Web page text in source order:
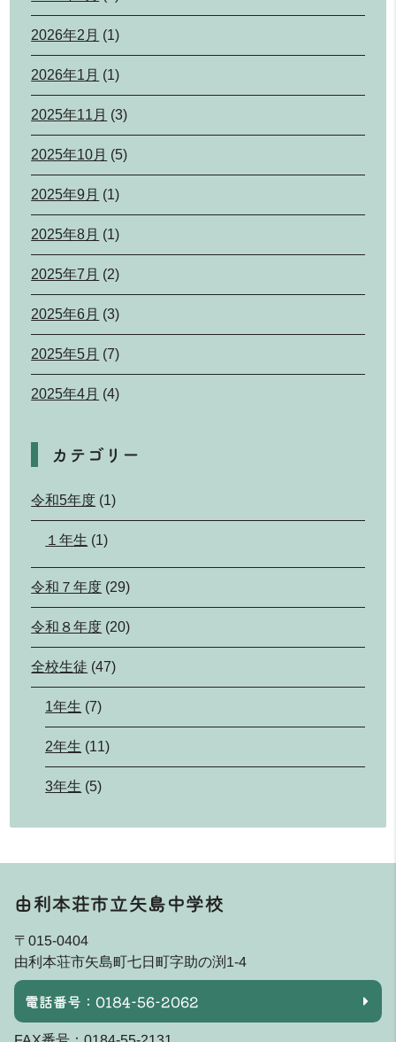
2026年2月 (1)
2026年1月 (1)
2025年11月 (3)
2025年10月 (5)
2025年9月 (1)
2025年8月 (1)
2025年7月 (2)
2025年6月 (3)
2025年5月 (7)
2025年4月 (4)
カテゴリー
令和5年度 (1)
１年生 (1)
令和７年度 (29)
令和８年度 (20)
全校生徒 (47)
1年生 (7)
2年生 (11)
3年生 (5)
由利本荘市立矢島中学校
〒015-0404
由利本荘市矢島町七日町字助の渕1-4
電話番号：0184-56-2062